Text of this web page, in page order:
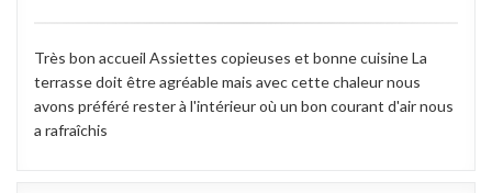
Très bon accueil Assiettes copieuses et bonne cuisine La
terrasse doit être agréable mais avec cette chaleur nous
avons préféré rester à l'intérieur où un bon courant d'air nous
a rafraîchis